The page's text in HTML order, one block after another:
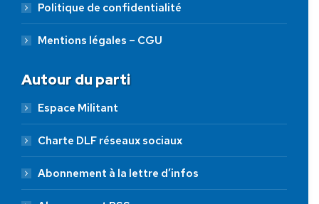
Politique de confidentialité
Mentions légales – CGU
Autour du parti
Espace Militant
Charte DLF réseaux sociaux
Abonnement à la lettre d’infos